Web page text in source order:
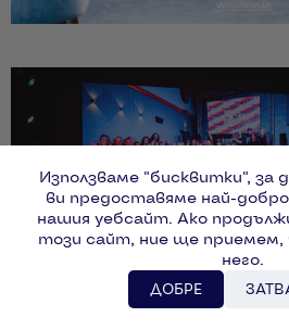
Използваме "бисквитки", за
ви предоставяме най-
нашия уебсайт. Ако
този сайт, ние ще приемем,
него.
ДОБРЕ